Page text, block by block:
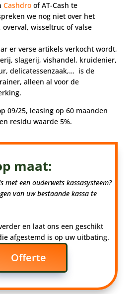
Cashdroof AT-Cash te
we nog niet over het
wisseltruc of valse
er verse artikels verkocht wordt,
slagerij, vishandel, kruidenier,
delicatessenzaak,… is de
alleen al voor de
09/25, leasing op 60 maanden
residu waarde 5%.
maat:
met een ouderwets kassasysteem?
van uw bestaande kassa te
en laat ons een geschikt
afgestemd is op uw uitbating.
Offerte